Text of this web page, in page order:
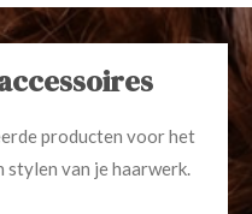
producten voor het
stylen van je haarwerk.